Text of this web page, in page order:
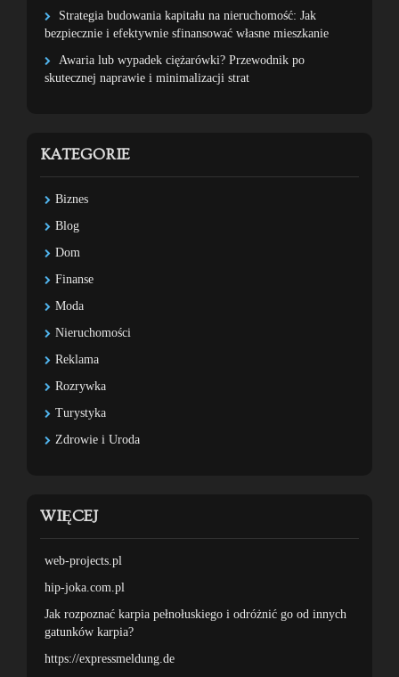
Strategia budowania kapitału na nieruchomość: Jak
bezpiecznie i efektywnie sfinansować własne mieszkanie
Awaria lub wypadek ciężarówki? Przewodnik po
skutecznej naprawie i minimalizacji strat
KATEGORIE
Biznes
Blog
Dom
Finanse
Moda
Nieruchomości
Reklama
Rozrywka
Turystyka
Zdrowie i Uroda
WIĘCEJ
web-projects.pl
hip-joka.com.pl
Jak rozpoznać karpia pełnołuskiego i odróżnić go od innych
gatunków karpia?
https://expressmeldung.de